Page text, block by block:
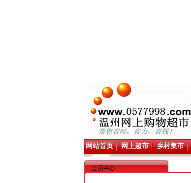
网站首页 网上超市 乡村集市
会员中心